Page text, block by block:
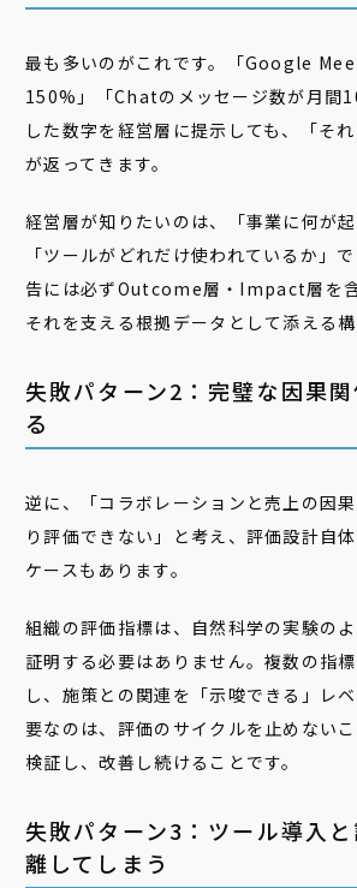
最も多いのがこれです。「Google
150%」「Chatのメッセージ数が月間
した数字を経営層に提示しても、「そ
が返ってきます。
経営層が知りたいのは、「事業に何が起
「ツールがどれだけ使われているか」
告には必ずOutcome層・Impact層を
それを支える根拠データとして添える構
失敗パターン2：完璧な因果
る
逆に、「コラボレーションと売上の因
り評価できない」と考え、評価設計自
ケースもあります。
組織の評価指標は、自然科学の実験の
証明する必要はありません。複数の指
し、施策との関連を「示唆できる」レ
要なのは、評価のサイクルを止めない
検証し、改善し続けることです。
失敗パターン3：ツール導入
離してしまう